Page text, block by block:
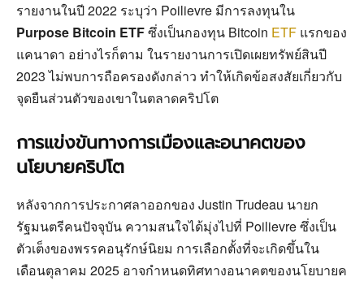
รายงานในปี 2022 ระบุว่า Poilievre มีการลงทุนใน
Purpose Bitcoin ETFซึ่งเป็นกองทุน Bitcoin ETF แรกของ
แคนาดา อย่างไรก็ตาม ในรายงานการเปิดเผยทรัพย์สินปี
2023 ไม่พบการถือครองดังกล่าว ทำให้เกิดข้อสงสัยเกี่ยวกับ
จุดยืนส่วนตัวของเขาในตลาดคริปโต
การแข่งขันทางการเมืองและอนาคตของ
นโยบายคริปโต
หลังจากการประกาศลาออกของ Justin Trudeau นายก
รัฐมนตรีคนปัจจุบัน ความสนใจได้มุ่งไปที่ Poilievre ซึ่งเป็น
ตัวเต็งของพรรคอนุรักษ์นิยม การเลือกตั้งที่จะเกิดขึ้นใน
เดือนตุลาคม 2025 อาจกำหนดทิศทางอนาคตของนโยบายค